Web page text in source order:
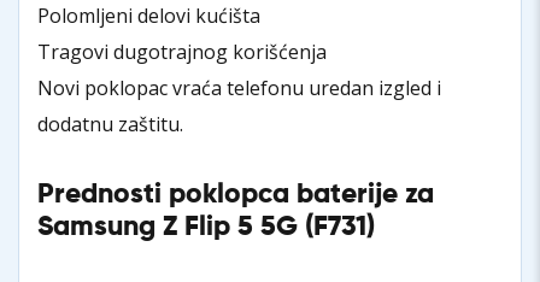
Polomljeni delovi kućišta
Tragovi dugotrajnog korišćenja
Novi poklopac vraća telefonu uredan izgled i
dodatnu zaštitu.
Prednosti poklopca baterije za
Samsung Z Flip 5 5G (F731)